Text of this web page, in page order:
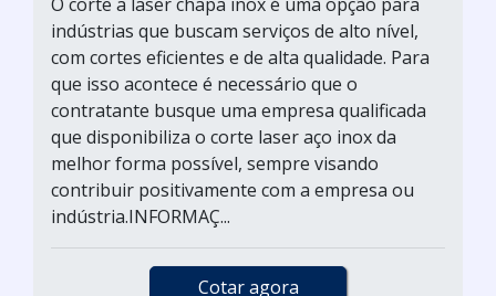
indústrias que buscam serviços de alto nível,
com cortes eficientes e de alta qualidade. Para
que isso acontece é necessário que o
contratante busque uma empresa qualificada
que disponibiliza o corte laser aço inox da
melhor forma possível, sempre visando
contribuir positivamente com a empresa ou
indústria.INFORMAÇ...
Cotar agora